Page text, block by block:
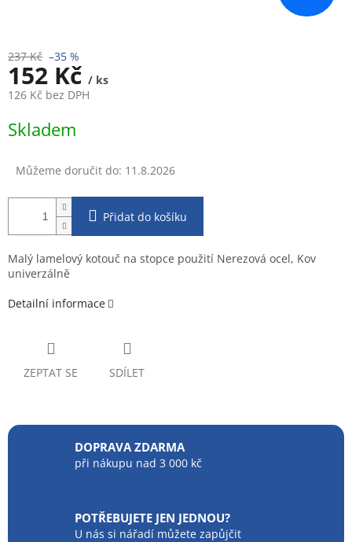
237 Kč –35 %
152 Kč / ks
126 Kč bez DPH
cena:
Skladem
Můžeme doručit do: 11.8.2026
Přidat do košíku
Malý lamelový kotouč na stopce použití Nerezová ocel, Kov
univerzálně
Detailní informace
ZEPTAT SE SDÍLET
DOPRAVA ZDARMA
při nákupu nad 3 000 kč
POTŘEBUJETE JEN JEDNOU?
U nás si nářadí můžete zapůjčit